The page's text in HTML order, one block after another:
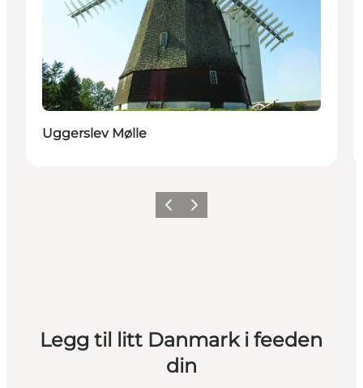
Uggerslev Mølle
ForrigeNeste
Legg til litt Danmark i feeden
din